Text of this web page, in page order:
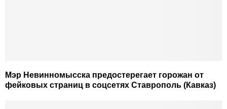
Мэр Невинномысска предостерегает горожан от
фейковых страниц в соцсетях Ставрополь (Кавказ)